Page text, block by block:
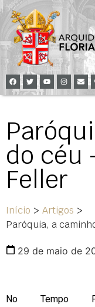
do céu
Feller
Início > Artigos >
Paróquia, a
29 de maio de
No Tempo